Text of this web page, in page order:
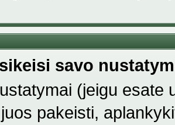
savo
(jeigu esate
pakeisti,